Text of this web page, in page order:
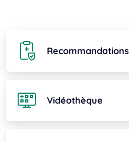
Recommandations
Vidéothèque